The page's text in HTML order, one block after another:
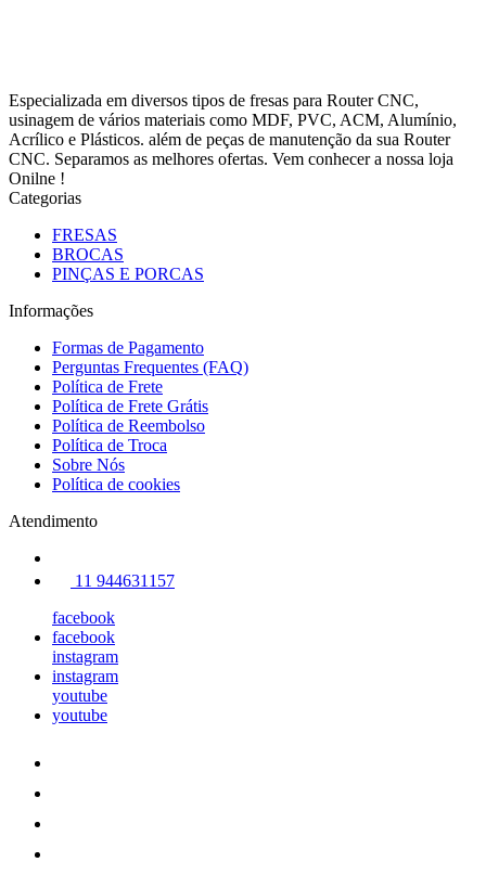
Especializada em diversos tipos de fresas para Router CNC,
usinagem de vários materiais como MDF, PVC, ACM, Alumínio,
Acrílico e Plásticos. além de peças de manutenção da sua Router
CNC. Separamos as melhores ofertas. Vem conhecer a nossa loja
Onilne !
Categorias
FRESAS
BROCAS
PINÇAS E PORCAS
Informações
Formas de Pagamento
Perguntas Frequentes (FAQ)
Política de Frete
Política de Frete Grátis
Política de Reembolso
Política de Troca
Sobre Nós
Política de cookies
Atendimento
11 944631157
facebook
facebook
instagram
instagram
youtube
youtube